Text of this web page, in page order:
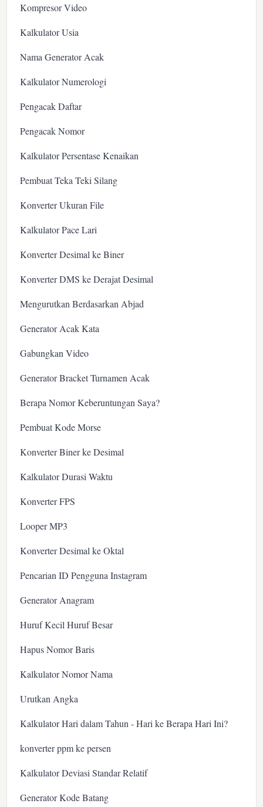
Kompresor Video
Kalkulator Usia
Nama Generator Acak
Kalkulator Numerologi
Pengacak Daftar
Pengacak Nomor
Kalkulator Persentase Kenaikan
Pembuat Teka Teki Silang
Konverter Ukuran File
Kalkulator Pace Lari
Konverter Desimal ke Biner
Konverter DMS ke Derajat Desimal
Mengurutkan Berdasarkan Abjad
Generator Acak Kata
Gabungkan Video
Generator Bracket Turnamen Acak
Berapa Nomor Keberuntungan Saya?
Pembuat Kode Morse
Konverter Biner ke Desimal
Kalkulator Durasi Waktu
Konverter FPS
Looper MP3
Konverter Desimal ke Oktal
Pencarian ID Pengguna Instagram
Generator Anagram
Huruf Kecil Huruf Besar
Hapus Nomor Baris
Kalkulator Nomor Nama
Urutkan Angka
Kalkulator Hari dalam Tahun - Hari ke Berapa Hari Ini?
konverter ppm ke persen
Kalkulator Deviasi Standar Relatif
Generator Kode Batang